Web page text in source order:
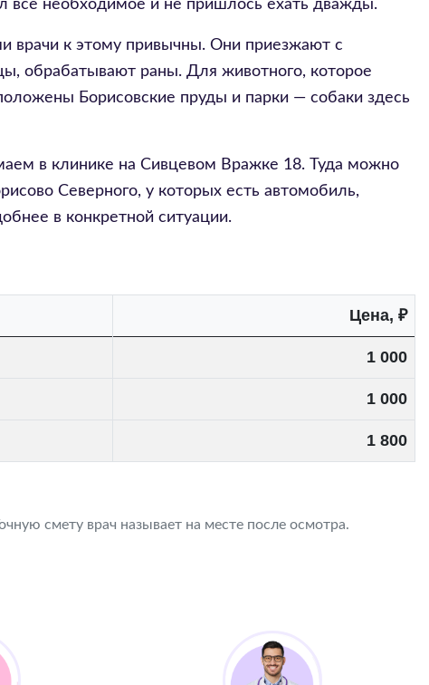
всё необходимое и не пришлось ехать дважды.
врачи к этому привычны. Они приезжают с
обрабатывают раны. Для животного, которое
Борисовские пруды и парки — собаки здесь
в клинике на Сивцевом Вражке 18. Туда можно
Северного, у которых есть автомобиль,
в конкретной ситуации.
Цена, ₽
1 000
1 000
1 800
смету врач называет на месте после осмотра.